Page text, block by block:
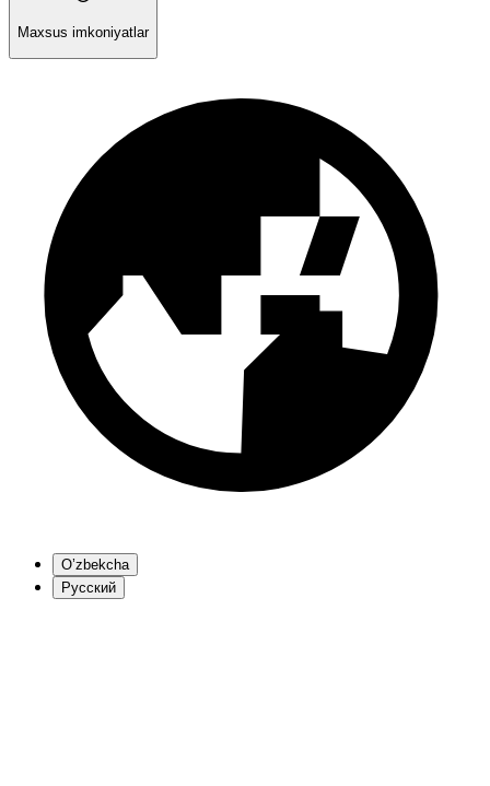
Maxsus imkoniyatlar
O’zbekcha
Русский